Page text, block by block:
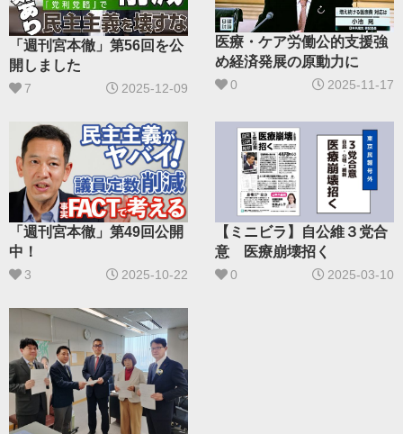
「週刊宮本徹」第56回を公
開しました
7 2025-12-09
医療・ケア労働公的支援強
め経済発展の原動力に
0 2025-11-17
「週刊宮本徹」第49回公開
中！
3 2025-10-22
【ミニビラ】自公維３党合
意 医療崩壊招く
0 2025-03-10